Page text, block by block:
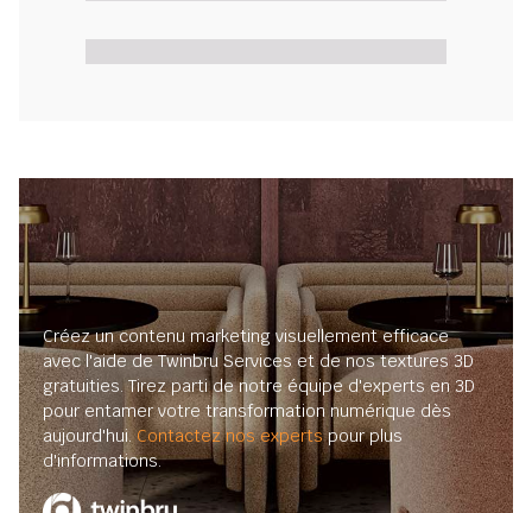
Créez un contenu marketing visuellement efficace
avec l'aide de Twinbru Services et de nos textures 3D
gratuities. Tirez parti de notre équipe d'experts en 3D
pour entamer votre transformation numérique dès
aujourd'hui.Contactez nos expertspour plus
d'informations.